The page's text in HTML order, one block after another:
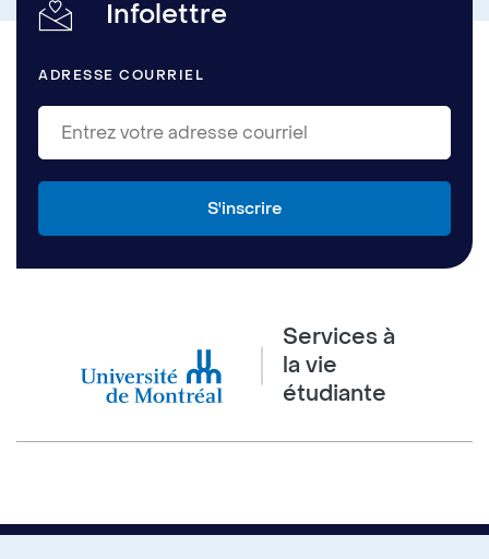
Infolettre
ADRESSE COURRIEL
Services à
la vie
étudiante